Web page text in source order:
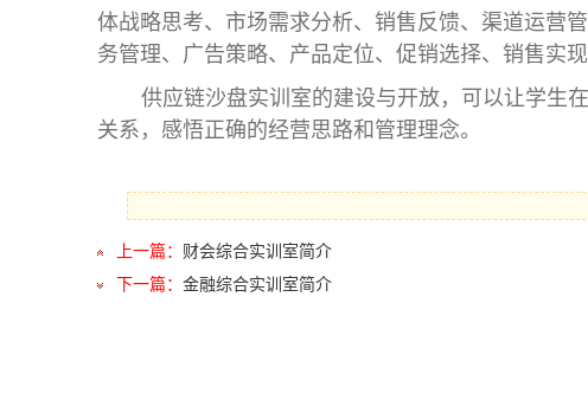
体战略思考、市场需求分析、销售反馈、渠道运营
务管理、广告策略、产品定位、促销选择、销售实
供应链沙盘实训室的建设与开放，可以让学生
关系，感悟正确的经营思路和管理理念。
上一篇： 财会综合实训室简介
下一篇： 金融综合实训室简介